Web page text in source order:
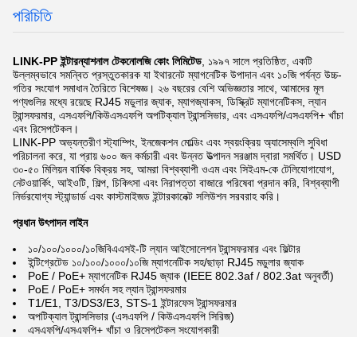
পরিচিতি
LINK-PP ইন্টারন্যাশনাল টেকনোলজি কোং লিমিটেড, ১৯৯৭ সালে প্রতিষ্ঠিত, একটি
উল্লম্বভাবে সমন্বিত প্রস্তুতকারক যা ইথারনেট ম্যাগনেটিক উপাদান এবং ১০জি পর্যন্ত উচ্চ-
গতির সংযোগ সমাধান তৈরিতে বিশেষজ্ঞ। ২৬ বছরের বেশি অভিজ্ঞতার সাথে, আমাদের মূল
পণ্যগুলির মধ্যে রয়েছে RJ45 মডুলার জ্যাক, ম্যাগজ্যাকস, ডিস্ক্রিট ম্যাগনেটিকস, ল্যান
ট্রান্সফরমার, এসএফপি/কিউএসএফপি অপটিক্যাল ট্রান্সসিভার, এবং এসএফপি/এসএফপি+ খাঁচা
এবং রিসেপটেকল।
LINK-PP অভ্যন্তরীণ স্ট্যাম্পিং, ইনজেকশন মোল্ডিং এবং স্বয়ংক্রিয় অ্যাসেম্বলি সুবিধা
পরিচালনা করে, যা প্রায় ৬০০ জন কর্মচারী এবং উন্নত উত্পাদন সরঞ্জাম দ্বারা সমর্থিত। USD
৩০-৫০ মিলিয়ন বার্ষিক বিক্রয় সহ, আমরা বিশ্বব্যাপী ওএম এবং সিইএম-কে টেলিযোগাযোগ,
নেটওয়ার্কিং, আইওটি, শিল্প, চিকিৎসা এবং নিরাপত্তা বাজারে পরিষেবা প্রদান করি, বিশ্বব্যাপী
নির্ভরযোগ্য স্ট্যান্ডার্ড এবং কাস্টমাইজড ইন্টারকানেক্ট সলিউশন সরবরাহ করি।
প্রধান উৎপাদন লাইন
১০/১০০/১০০০/১০জিবিএএসই-টি ল্যান আইসোলেশন ট্রান্সফরমার এবং ফিল্টার
ইন্টিগ্রেটেড ১০/১০০/১০০০/১০জি ম্যাগনেটিক সহ/ছাড়া RJ45 মডুলার জ্যাক
PoE / PoE+ ম্যাগনেটিক RJ45 জ্যাক (IEEE 802.3af / 802.3at অনুবর্তী)
PoE / PoE+ সমর্থন সহ ল্যান ট্রান্সফরমার
T1/E1, T3/DS3/E3, STS-1 ইন্টারফেস ট্রান্সফরমার
অপটিক্যাল ট্রান্সসিভার (এসএফপি / কিউএসএফপি সিরিজ)
এসএফপি/এসএফপি+ খাঁচা ও রিসেপটেকল সংযোগকারী